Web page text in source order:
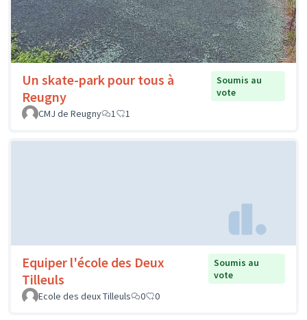
Un skate-park pour tous à
Reugny
Soumis au
vote
CMJ de Reugny
1 1
Equiper l'école des Deux
Tilleuls
Soumis au
vote
Ecole des deux Tilleuls
0 0